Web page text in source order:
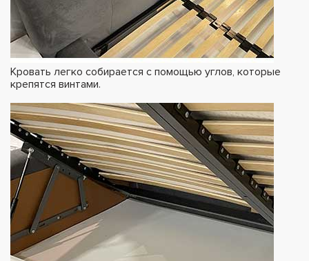
Кровать легко собирается с помощью углов, которые
крепятся винтами.